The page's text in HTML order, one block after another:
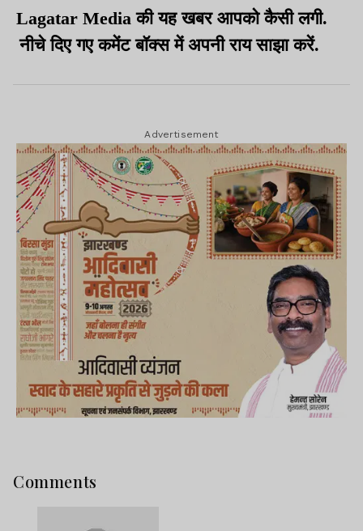
Lagatar Media की यह खबर आपको कैसी लगी.
नीचे दिए गए कमेंट बॉक्स में अपनी राय साझा करें.
Advertisement
Comments